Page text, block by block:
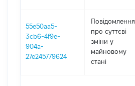
55e50aa5-
3cb6-4f9e-
904a-
27e245779624
Повідомлення
про суттєві
зміни y
майновому
стані